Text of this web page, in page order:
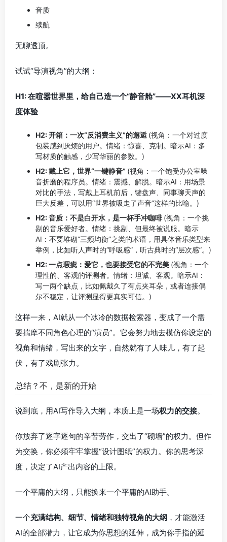
音质
续航
无聊透顶。
试试“导演视角”的大纲：
H1: 在喧嚣世界里，给自己造一个“静音舱”——XX耳机深
度体验
H2: 开箱：一次“反消费主义”的邂逅 (视角：一个对过度
包装感到厌烦的用户。情绪：惊喜、克制。暗示AI：多
写材质的触感，少写华丽的参数。)
H2: 戴上它，世界“一键静音” (视角：一个饱受办公室噪
音折磨的程序员。情绪：震撼、解脱。暗示AI：用场景
对比的手法，写戴上耳机前后，键盘声、同事聊天声的
巨大反差，可以用“世界被吸走了声音”这样的比喻。)
H2: 音质：不是白开水，是一杯手冲咖啡(视角：一个挑
剔的音乐爱好者。情绪：挑剔、但最终被说服。暗示
AI：不要堆砌“三频均衡”之类的术语，用具体音乐类型来
举例，比如听人声时的“呼吸感”，听古典时的“层次感”。)
H2: 一点瑕疵：爱它，也要接受它的不完美 (视角：一个
理性的、客观的评测者。情绪：坦诚、客观。暗示AI：
写一两个缺点，比如佩戴久了有点夹耳朵，或者连接偶
尔不稳定，让评测显得更真实可信。)
这样一来，AI就从一个冰冷的数据检索器，变成了一个需
要揣摩不同角色心理的“演员”。它会努力地去模仿你设定的
视角和情绪，写出来的文字，自然就有了人味儿，有了起
伏，有了戏剧张力。
总结？不，是新的开始
说到底，用AI写作导入大纲，本质上是一场权力的交接。
你放弃了逐字逐句的辛苦劳作，交出了“砌墙”的权力。但作
为交换，你必须牢牢掌握“设计图纸”的权力。你的思考深
度，决定了AI产出内容的上限。
一个平庸的大纲，只能换来一个平庸的AI助手。
一个充满结构、细节、情绪和独特视角的大纲 ，才能激活
AI的全部潜力，让它成为你思想的延伸，成为你手指的延